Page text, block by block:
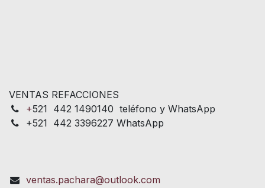
VENTAS REFACCIONES
+521 442 1490140 teléfono y WhatsApp
+521 442 3396227 WhatsApp
ventas.pachara@outlook.com